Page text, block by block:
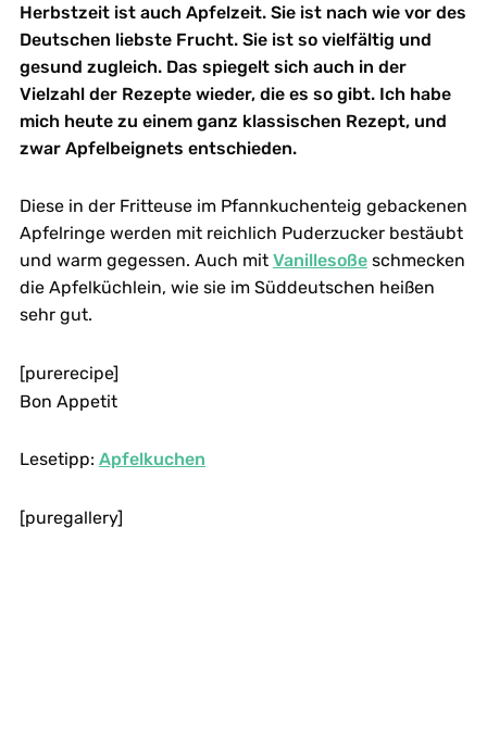
Herbstzeit ist auch Apfelzeit. Sie ist nach wie vor des
Deutschen liebste Frucht. Sie ist so vielfältig und
gesund zugleich. Das spiegelt sich auch in der
Vielzahl der Rezepte wieder, die es so gibt. Ich habe
mich heute zu einem ganz klassischen Rezept, und
zwar Apfelbeignets entschieden.
Diese in der Fritteuse im Pfannkuchenteig gebackenen
Apfelringe werden mit reichlich Puderzucker bestäubt
und warm gegessen. Auch mit Vanillesoßeschmecken
die Apfelküchlein, wie sie im Süddeutschen heißen
sehr gut.
[purerecipe]
Bon Appetit
Lesetipp: Apfelkuchen
[puregallery]